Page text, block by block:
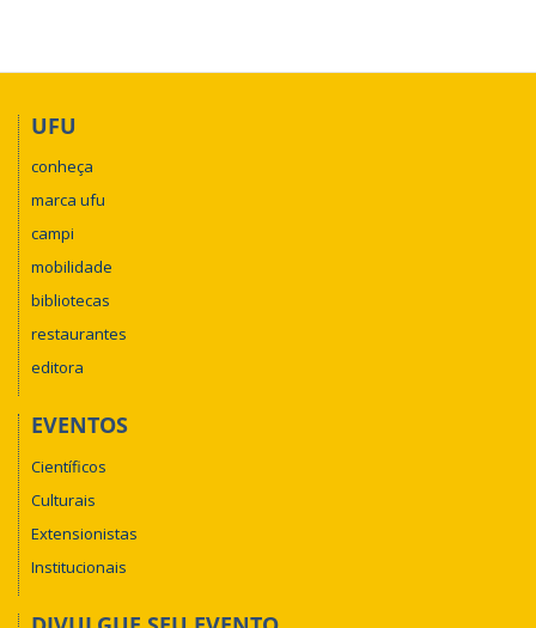
UFU
conheça
marca ufu
campi
mobilidade
bibliotecas
restaurantes
editora
EVENTOS
Científicos
Culturais
Extensionistas
Institucionais